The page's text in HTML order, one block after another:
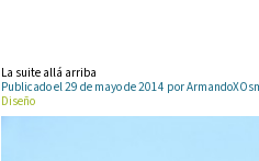
La suite allá arriba
Publicado el 29 de mayo de 2014 por
Diseño